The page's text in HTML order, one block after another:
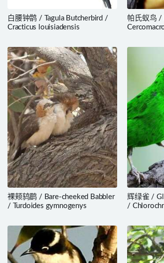
白腰钟鹊 / Tagula Butcherbird /
Cracticus louisiadensis
帕氏蚁鸟 /
裸颊鸫鹛 / Bare-cheeked Babbler
/ Turdoides gymnogenys
辉绿雀 /
/